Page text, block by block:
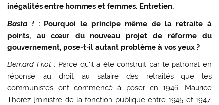
inégalités entre hommes et femmes. Entretien.
Basta !: Pourquoi le principe même de la retraite à
points, au cœur du nouveau projet de réforme du
gouvernement, pose-t-il autant problème à vos yeux ?
Bernard Friot : Parce qu’il a été construit par le patronat en
réponse au droit au salaire des retraités que les
communistes ont commencé à poser en 1946. Maurice
Thorez [ministre de la fonction publique entre 1945 et 1947,